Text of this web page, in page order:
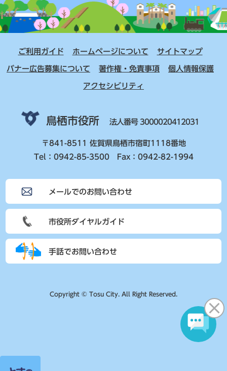
ご利用ガイド ホームページについて サイトマップ
バナー広告募集について 著作権・免責事項 個人情報保護
アクセシビリティ
鳥栖市役所 法人番号 3000020412031
〒841-8511 佐賀県鳥栖市宿町1118番地
Tel：0942-85-3500 Fax：0942-82-1994
メールでのお問い合わせ
市役所ダイヤルガイド
手話でお問い合わせ
Copyright © Tosu City. All Right Reserved.